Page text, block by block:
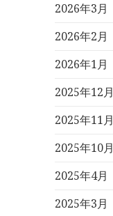
2026年3月
2026年2月
2026年1月
2025年12月
2025年11月
2025年10月
2025年4月
2025年3月